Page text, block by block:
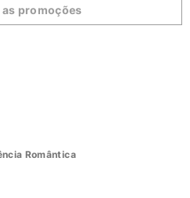
promoções
Romântica